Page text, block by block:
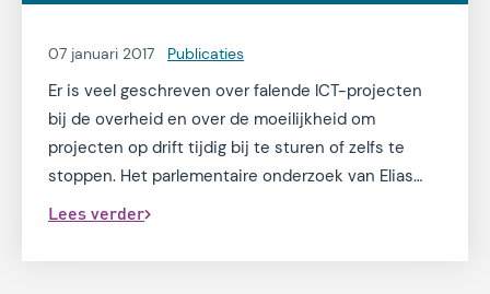
07 januari 2017 Publicaties
Er is veel geschreven over falende ICT-projecten
bij de overheid en over de moeilijkheid om
projecten op drift tijdig bij te sturen of zelfs te
stoppen. Het parlementaire onderzoek van Elias
noemt dit ‘doormodderen’ en spreekt de wens uit
Lees verder